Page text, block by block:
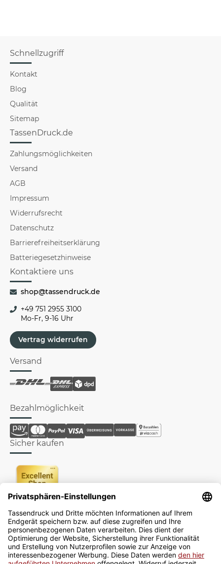
Schnellzugriff
Kontakt
Blog
Qualität
Sitemap
TassenDruck.de
Zahlungsmöglichkeiten
Versand
AGB
Impressum
Widerrufsrecht
Datenschutz
Barrierefreiheitserklärung
Batteriegesetzhinweise
Kontaktiere uns
shop@tassendruck.de
+49 751 2955 3100
Mo-Fr, 9-16 Uhr
Vertrag widerrufen
Versand
Bezahlmöglichkeit
Sicher kaufen